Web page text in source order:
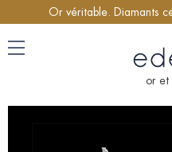
Or véritable. Diamants
or et